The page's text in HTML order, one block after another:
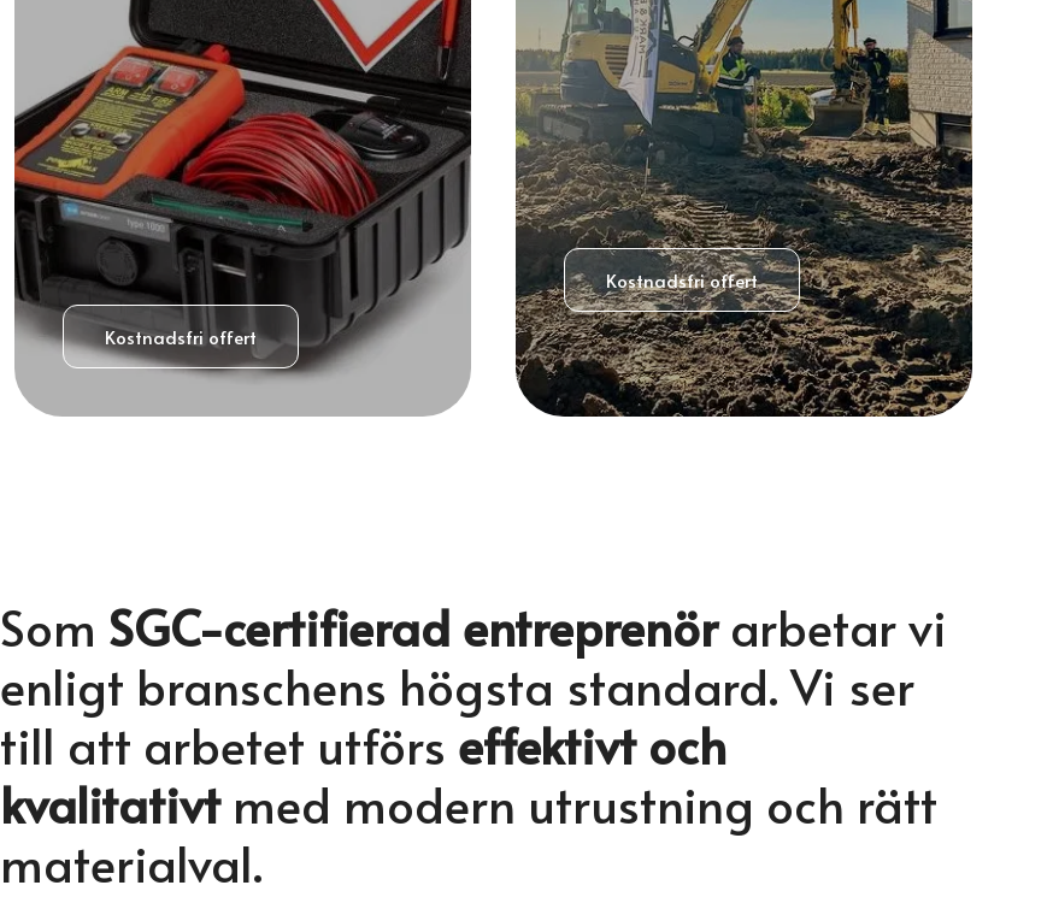
Kostnadsfri offert
Kostnadsfri offert
Som SGC-certifierad entreprenörarbetar vi
enligt branschens högsta standard. Vi ser
till att arbetet utförs effektivt och
kvalitativtmed modern utrustning och rätt
materialval.